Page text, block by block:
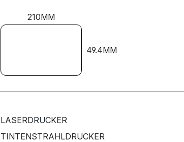
210MM
49.4MM
LASERDRUCKER
TINTENSTRAHLDRUCKER